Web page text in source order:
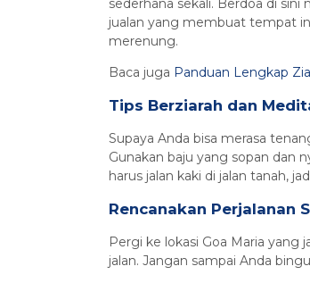
sederhana sekali. Berdoa di sini
jualan yang membuat tempat
merenung.
Baca juga Panduan Lengkap
Tips Berziarah dan
Supaya Anda bisa merasa
Gunakan baju yang sopan dan
harus jalan kaki di jalan tanah,
Rencanakan Perjalanan
Pergi ke lokasi Goa Maria yang
jalan. Jangan sampai Anda